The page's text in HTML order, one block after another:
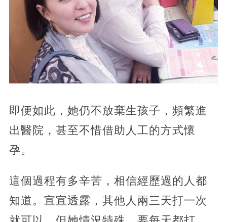
即便如此，她仍不放棄生孩子，頻繁進
出醫院，甚至不惜借助人工的方式懷
孕。
這個過程有多辛苦，相信經歷過的人都
知道。宣宣透露，其他人兩三天打一次